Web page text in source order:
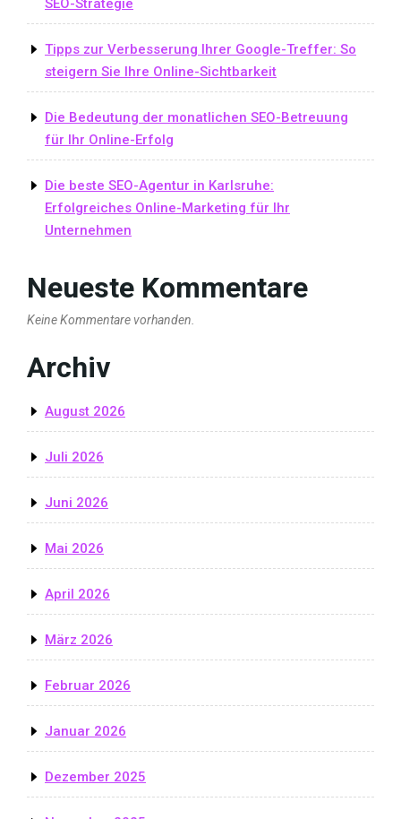
Tipps zur Verbesserung Ihrer Google-Treffer: So
steigern Sie Ihre Online-Sichtbarkeit
Die Bedeutung der monatlichen SEO-Betreuung
für Ihr Online-Erfolg
Die beste SEO-Agentur in Karlsruhe:
Erfolgreiches Online-Marketing für Ihr
Unternehmen
Neueste Kommentare
Keine Kommentare vorhanden.
Archiv
August 2026
Juli 2026
Juni 2026
Mai 2026
April 2026
März 2026
Februar 2026
Januar 2026
Dezember 2025